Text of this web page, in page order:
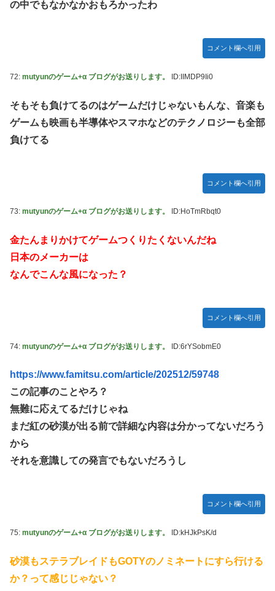
の中でもなかなかおもろかったわ
コメント欄へ引用
72: mutyunのゲーム+α ブログがお送りします。 ID:IIMDP9Ii0
そもそも負けてるのはゲームだけじゃないもんな、音楽も
ゲームも映画も半導体やスマホなどのテクノロジーも全部
負けてる
コメント欄へ引用
73: mutyunのゲーム+α ブログがお送りします。 ID:HoTmRbqt0
金たんまりかけてゲームつくりたくないんだね
日本のメーカーは
なんでこんな風になった？
コメント欄へ引用
74: mutyunのゲーム+α ブログがお送りします。 ID:6rYSobmE0
https://www.famitsu.com/article/202512/59748
この記事のことやろ？
無難に応えてるだけじゃね
まだ紅の砂漠が出る前で詳細な内容は分かってないだろう
から
それを意識しての発言でもないだろうし
コメント欄へ引用
75: mutyunのゲーム+α ブログがお送りします。 ID:kHJkPsK/d
砂漠もステラブレイドもGOTYのノミネートにすら行ける
か？って感じじゃない？